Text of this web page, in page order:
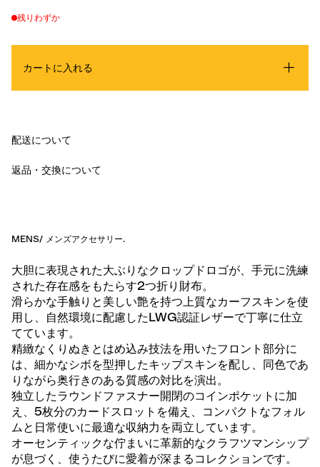
残りわずか
カートに入れる
配送について
返品・交換について
MENS/ メンズアクセサリー.
大胆に表現された大ぶりなクロップドロゴが、手元に洗練
された存在感をもたらす2つ折り財布。
滑らかな手触りと美しい艶を持つ上質なカーフスキンを使
用し、自然環境に配慮したLWG認証レザーで丁寧に仕立
てています。
精緻なくりぬきとはめ込み技法を用いたフロント部分に
は、細かなシボを型押したキップスキンを配し、同色であ
りながら奥行きのある質感の対比を演出。
独立したラウンドファスナー開閉のコインポケットに加
え、5枚分のカードスロットを備え、コンパクトなフォル
ムと日常使いに最適な収納力を両立しています。
オーセンティックな佇まいに革新的なクラフツマンシップ
が息づく、使うたびに愛着が深まるコレクションです。